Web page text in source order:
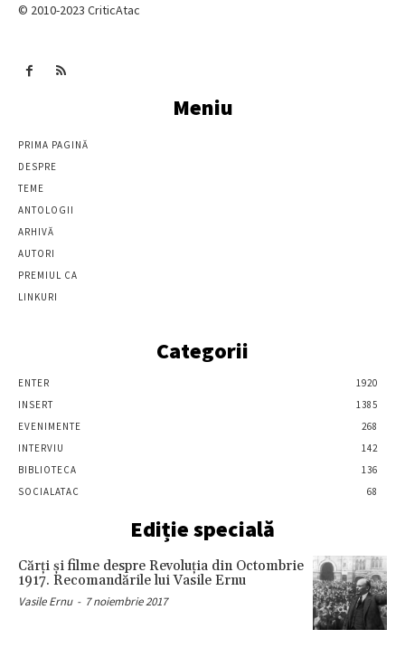
© 2010-2023 CriticAtac
Meniu
PRIMA PAGINĂ
DESPRE
TEME
ANTOLOGII
ARHIVĂ
AUTORI
PREMIUL CA
LINKURI
Categorii
ENTER
1920
INSERT
1385
EVENIMENTE
268
INTERVIU
142
BIBLIOTECA
136
SOCIALATAC
68
Ediție specială
Cărţi şi filme despre Revoluţia din Octombrie
1917. Recomandările lui Vasile Ernu
Vasile Ernu - 7 noiembrie 2017